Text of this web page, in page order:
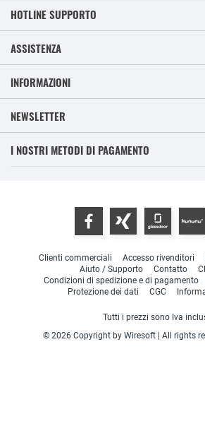
HOTLINE SUPPORTO
ASSISTENZA
INFORMAZIONI
NEWSLETTER
I NOSTRI METODI DI PAGAMENTO
Clienti commerciali Accesso rivenditori
Aiuto / Supporto
Contatto
Condizioni di spedizione e di pagamento
Protezione dei dati
CGC
Tutti i prezzi sono Iva
© 2026 Copyright by Wiresoft | All rights